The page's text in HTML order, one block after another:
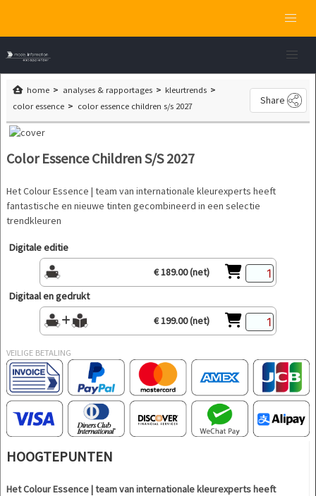
home analyses & rapportages
kleurtrends
color essence
color essence children s/s 2027 Share
Color Essence Children S/S 2027
Het Colour Essence | team van internationale kleurexperts heeft
fantastische en nieuwe tinten gecombineerd in een selectie
trendkleuren
Digitale editie
€ 189.00 (net)
Digitaal en gedrukt
€ 199.00 (net)
VEILIGE BETALING
HOOGTEPUNTEN
Het Colour Essence | team van internationale kleurexperts heeft